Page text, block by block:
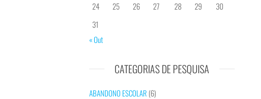
24
25 26 27 28 29
30
31
« Out
CATEGORIAS DE PESQUISA
ABANDONO ESCOLAR (6)